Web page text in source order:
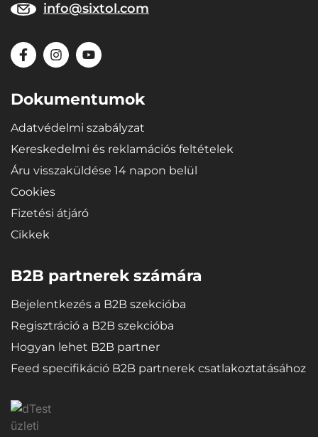
info@sixtol.com
Dokumentumok
Adatvédelmi szabályzat
Kereskedelmi és reklamációs feltételek
Áru visszaküldése 14 napon belül
Cookies
Fizetési átjáró
Cikkek
B2B partnerek számára
Bejelentkezés a B2B szekcióba
Regisztráció a B2B szekcióba
Hogyan lehet B2B partner
Feed specifikáció B2B partnerek csatlakoztatásához